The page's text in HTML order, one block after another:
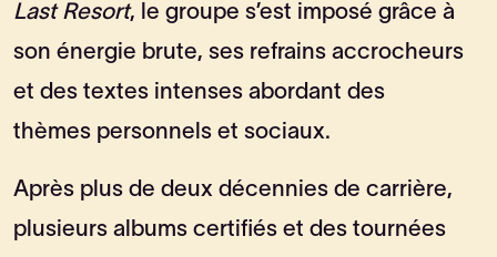
Last Resort, le groupe s’est imposé grâce à
son énergie brute, ses refrains accrocheurs
et des textes intenses abordant des
thèmes personnels et sociaux.
Après plus de deux décennies de carrière,
plusieurs albums certifiés et des tournées